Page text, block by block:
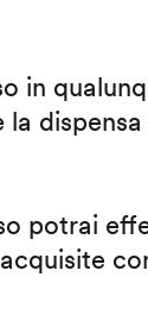
in
potrai